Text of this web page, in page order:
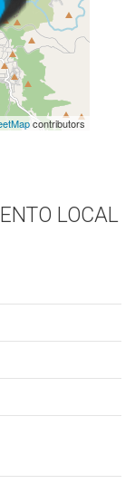
contributors
LOCAL